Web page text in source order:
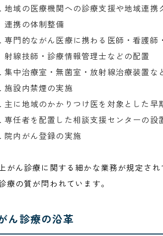
地域の医療機関への診療支援や地域連
連携の体制整備
専門的ながん医療に携わる医師・看護
射線技師・診療情報管理士などの配置
集中治療室・無菌室・放射線治療装置な
施設内禁煙の実施
主に地域のかかりつけ医を対象とした
専任者を配置した相談支援センターの設
院内がん登録の実施
がん診療に関する細かな業務が規定さ
療の質が問われています。
ん診療の沿革